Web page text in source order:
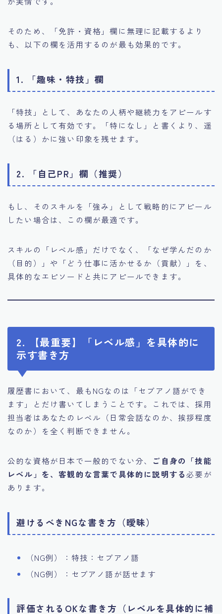
そのため、「免許・資格」欄に無理に記載するより
も、以下の欄を活用するのが最も効果的です。
1. 「趣味・特技」欄
「特技」として、あなたの人柄や継続力をアピールす
る場所として有効です。「特になし」と書くより、遥
（はる）かに強い印象を残せます。
2. 「自己PR」欄（推奨）
もし、そのスキルを「強み」として戦略的にアピール
したい場合は、この欄が最適です。
スキルの「レベル感」だけでなく、「なぜ学んだのか
（目的）」や「どう仕事に活かせるか（貢献）」を、
具体的なエピソードと共にアピールできます。
2. 【最重要】「レベル感」を具体的に
示す書き方
履歴書において、最もNGなのは「セブアノ語ができ
ます」とだけ書いてしまうことです。これでは、採用
担当者はあなたのレベル（日常会話なのか、挨拶程度
なのか）を全く判断できません。
公的な資格が日本で一般的でない分、 ご自身の「技能
レベル」を、客観的な言葉で具体的に説明する必要が
あります。
避けるべきNGな書き方（曖昧）
（NG例）：特技：セブアノ語
（NG例）：セブアノ語が話せます
評価されるOKな書き方（レベルを具体的に補